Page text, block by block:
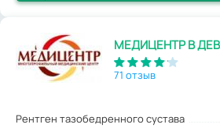
МЕДИЦЕНТР В
71 отзыв
Рентген тазобедренного сустава